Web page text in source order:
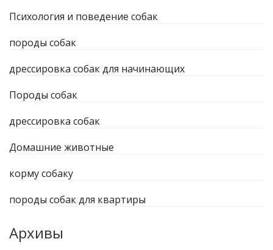
Психология и поведение собак
породы собак
дрессировка собак для начинающих
Породы собак
дрессировка собак
Домашние животные
корму собаку
породы собак для квартиры
Архивы